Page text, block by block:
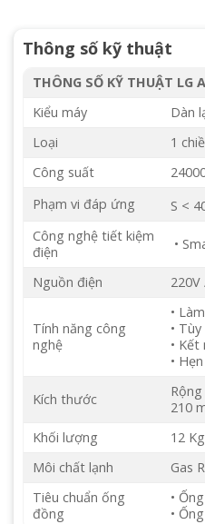
Thông số kỹ thuật
THÔNG SỐ KỸ THUẬT LG
Kiểu máy
Dàn
Loại
1
Công suất
Phạm vi đáp ứng
S <
Công nghệ tiết kiệm
điện
•
Nguồn điện
Tính năng công
nghệ
•
•
• Kết
•
Kích thước
210
Khối lượng
12 Kg
Môi chất lạnh
Gas
Tiêu chuẩn ống
đồng
•
•